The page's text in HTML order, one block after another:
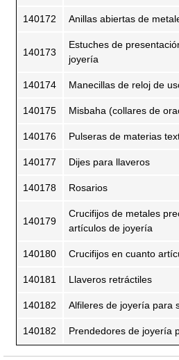
140172 Anillas abiertas de
140173
Estuches de
joyería
140174 Manecillas de reloj de
140175 Misbaha (collares de
140176 Pulseras de materias
140177 Dijes para llaveros
140178 Rosarios
140179
Crucifijos de metales
artículos de joyería
140180 Crucifijos en cuanto
140181 Llaveros retráctiles
140182 Alfileres de joyería para
140182 Prendedores de joyería